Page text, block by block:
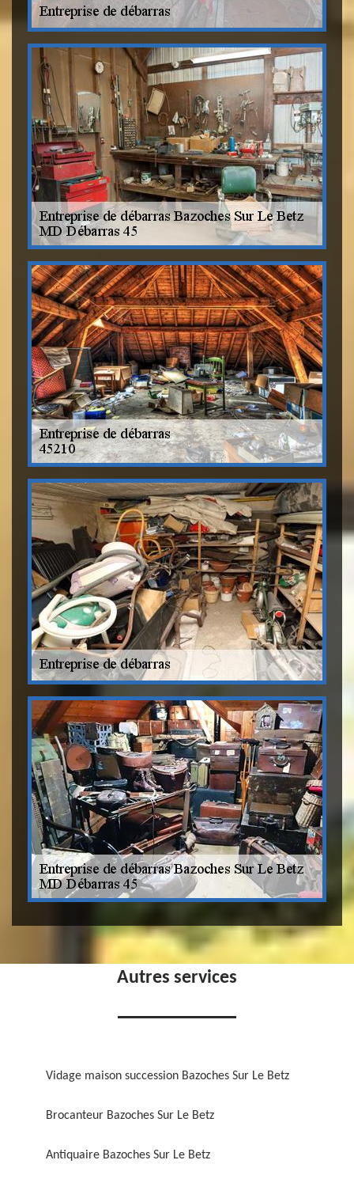
Autres services
Vidage maison succession Bazoches Sur Le Betz
Brocanteur Bazoches Sur Le Betz
Antiquaire Bazoches Sur Le Betz